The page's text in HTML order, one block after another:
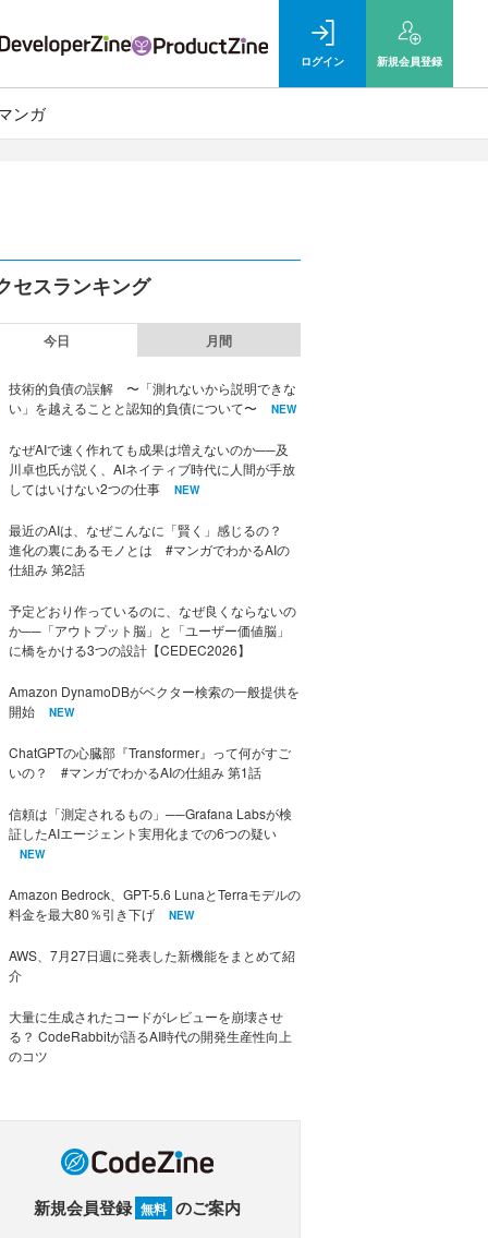
ログイン 新規会員登録
ンガ
セスランキング
今日 月間
技術的負債の誤解 〜「測れないから説明できな
い」を越えることと認知的負債について〜
NEW
なぜAIで速く作れても成果は増えないのか──及
川卓也氏が説く、AIネイティブ時代に人間が手放
してはいけない2つの仕事
NEW
最近のAIは、なぜこんなに「賢く」感じるの？
進化の裏にあるモノとは #マンガでわかるAIの
仕組み 第2話
予定どおり作っているのに、なぜ良くならないの
か──「アウトプット脳」と「ユーザー価値脳」
に橋をかける3つの設計【CEDEC2026】
Amazon DynamoDBがベクター検索の一般提供を
開始
NEW
ChatGPTの心臓部『Transformer』って何がすご
いの？ #マンガでわかるAIの仕組み 第1話
信頼は「測定されるもの」──Grafana Labsが検
証したAIエージェント実用化までの6つの疑い
NEW
Amazon Bedrock、GPT-5.6 LunaとTerraモデルの
料金を最大80％引き下げ
NEW
AWS、7月27日週に発表した新機能をまとめて紹
介
大量に生成されたコードがレビューを崩壊させ
る？ CodeRabbitが語るAI時代の開発生産性向上
のコツ
新規会員登録 無料 のご案内